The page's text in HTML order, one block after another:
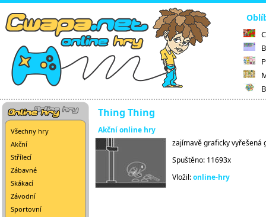
Všechny hry
Akční
Střílecí
Zábavné
Skákací
Závodní
Sportovní
Thing Thing
Akční online hry
zajímavě graficky vyřešená
Spuštěno: 11693x
Vložil:online-hry